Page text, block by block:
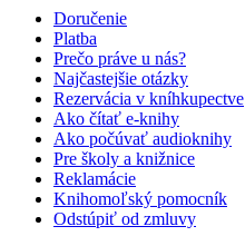
Doručenie
Platba
Prečo práve u nás?
Najčastejšie otázky
Rezervácia v kníhkupectve
Ako čítať e-knihy
Ako počúvať audioknihy
Pre školy a knižnice
Reklamácie
Knihomoľský pomocník
Odstúpiť od zmluvy